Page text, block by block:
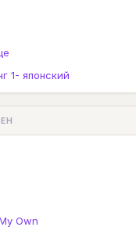
1- японский
Own